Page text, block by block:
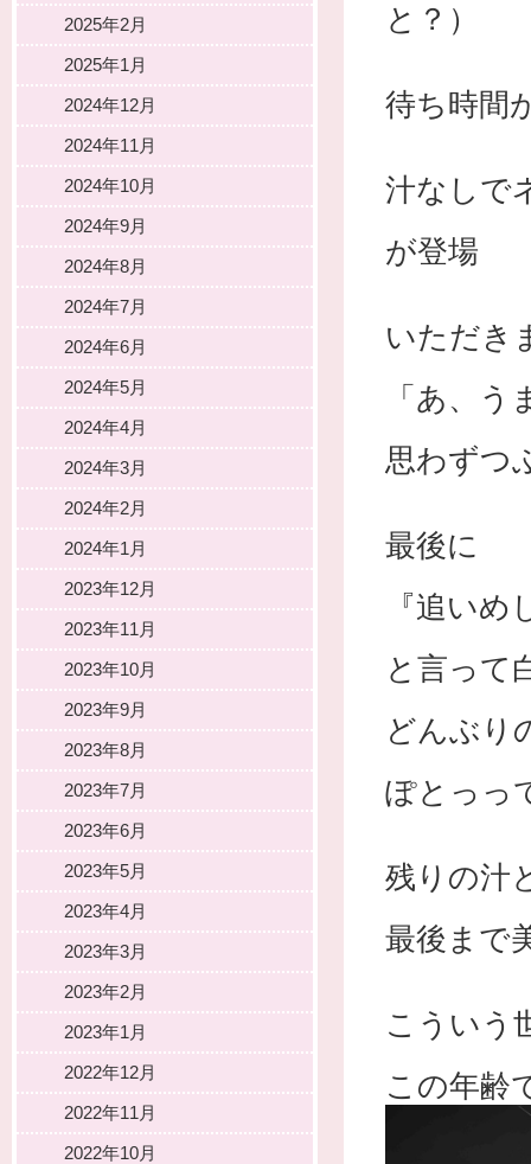
と？）
待ち時間
汁なしで
が登場
いただき
「あ、
思わずつ
最後に
『追いめ
と言って
どんぶり
ぽとっっ
残りの汁
最後まで
こういう
この年齢
2025年2月
2025年1月
2024年12月
2024年11月
2024年10月
2024年9月
2024年8月
2024年7月
2024年6月
2024年5月
2024年4月
2024年3月
2024年2月
2024年1月
2023年12月
2023年11月
2023年10月
2023年9月
2023年8月
2023年7月
2023年6月
2023年5月
2023年4月
2023年3月
2023年2月
2023年1月
2022年12月
2022年11月
2022年10月